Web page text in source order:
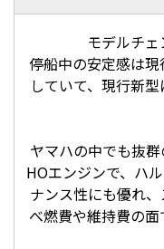
モデルチェ
停船中の安定感は
していて、現行新
ヤマハの中でも抜
HOエンジンで、ハ
ナンス性にも優れ
べ燃費や維持費の